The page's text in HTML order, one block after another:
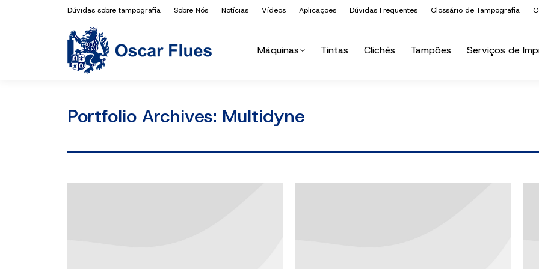
Dúvidas sobre tampografia Sobre Nós Notícias Vídeos Aplicações Dúvidas Frequentes Glossário de Tampografia
Máquinas Tintas Clichês Tampões Serviços de
Portfolio Archives: Multidyne